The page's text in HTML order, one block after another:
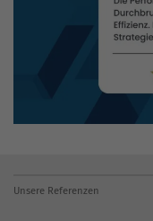
Unsere Referenzen